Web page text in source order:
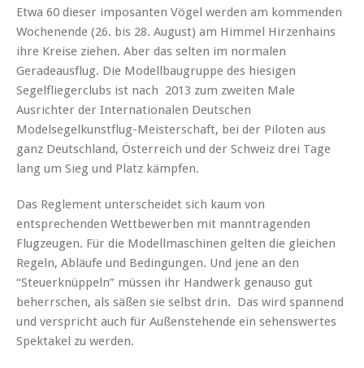
Etwa 60 dieser imposanten Vögel werden am kommenden
Wochenende (26. bis 28. August) am Himmel Hirzenhains
ihre Kreise ziehen. Aber das selten im normalen
Geradeausflug. Die Modellbaugruppe des hiesigen
Segelfliegerclubs ist nach 2013 zum zweiten Male
Ausrichter der Internationalen Deutschen
Modelsegelkunstflug-Meisterschaft, bei der Piloten aus
ganz Deutschland, Österreich und der Schweiz drei Tage
lang um Sieg und Platz kämpfen.
Das Reglement unterscheidet sich kaum von
entsprechenden Wettbewerben mit manntragenden
Flugzeugen. Für die Modellmaschinen gelten die gleichen
Regeln, Abläufe und Bedingungen. Und jene an den
“Steuerknüppeln” müssen ihr Handwerk genauso gut
beherrschen, als säßen sie selbst drin. Das wird spannend
und verspricht auch für Außenstehende ein sehenswertes
Spektakel zu werden.